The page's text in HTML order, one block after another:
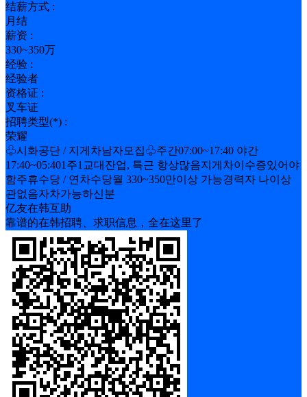
结薪方式 :
月结
薪资 :
330~350万
经验 :
经验者
资格证 :
叉车证
招聘类型(*) :
荣耀
♧시화공단 / 지게차남자모집♧주간07:00~17:40 야간
17:40~05:401주1교대잔업, 특근 항상많음지게차이수증있어야
함주휴수당 / 연차수당월 330~350만이상 가능경력자 나이상
관없음자차가능하신분
亿友在韩互助
靠谱的在韩招聘、求职信息，全在这里了